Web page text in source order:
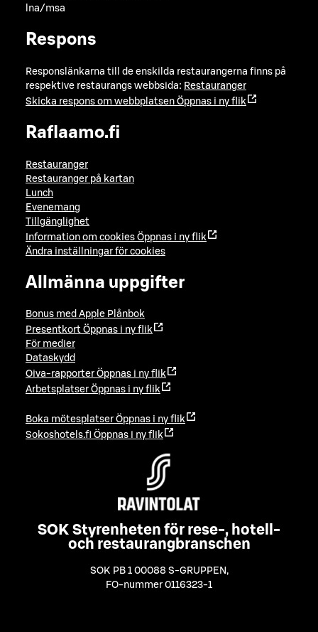
lna/msa
Respons
Responslänkarna till de enskilda restaurangerna finns på
respektive restaurangs webbsida: Restauranger
Skicka respons om webbplatsen Öppnas i ny flik
Raflaamo.fi
Restauranger
Restauranger på kartan
Lunch
Evenemang
Tillgänglighet
Information om cookies Öppnas i ny flik
Ändra inställningar för cookies
Allmänna uppgifter
Bonus med Apple Plånbok
Presentkort Öppnas i ny flik
För medier
Dataskydd
Oiva-rapporter Öppnas i ny flik
Arbetsplatser Öppnas i ny flik
Boka mötesplatser Öppnas i ny flik
Sokoshotels.fi Öppnas i ny flik
SOK Styrenheten för rese-, hotell-
och restaurangbranschen
SOK PB 1 00088 S-GRUPPEN ,
FO-nummer 0116323-1